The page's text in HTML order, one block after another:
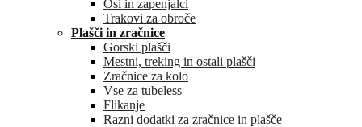
Osi in zapenjalci
Trakovi za obroče
Plašči in zračnice
Gorski plašči
Mestni, treking in ostali plašči
Zračnice za kolo
Vse za tubeless
Flikanje
Razni dodatki za zračnice in plašče